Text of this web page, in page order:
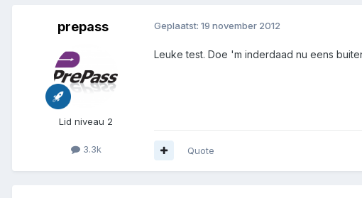
prepass
Lid niveau 2
3.3k
Geplaatst: 19 november 2012
Leuke test. Doe 'm inderdaad nu eens
Quote